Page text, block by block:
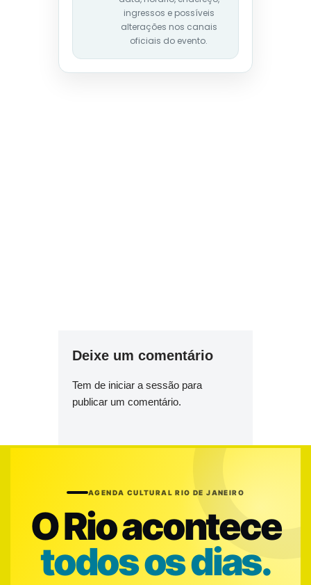
ingressos e possíveis
alterações nos canais
oficiais do evento.
Deixe um comentário
Tem de iniciar a sessão para
publicar um comentário.
AGENDA CULTURAL RIO DE JANEIRO
O Rio acontece
todos os dias.